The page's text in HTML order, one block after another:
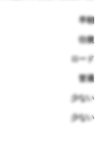
早朝
往復
ロード
普通
少ない
少ない